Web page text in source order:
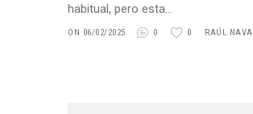
habitual, pero esta…
ON 06/02/2025 0 0 RAÚL